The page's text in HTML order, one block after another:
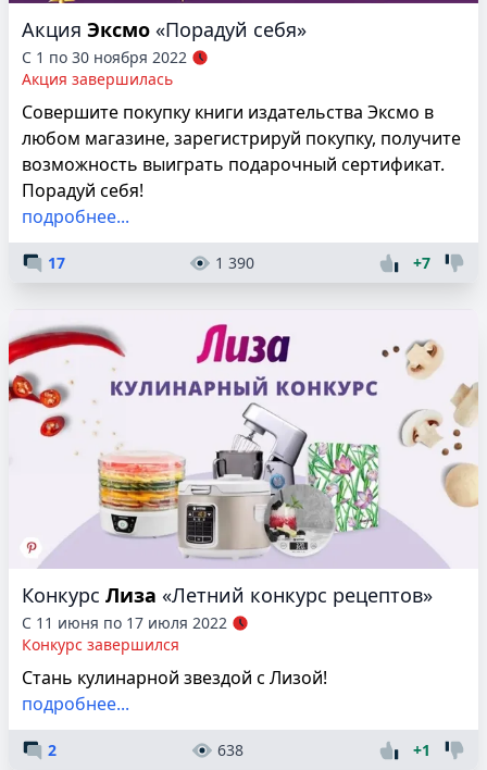
Акция Эксмо «Порадуй себя»
С 1 по 30 ноября 2022
Акция завершилась
Совершите покупку книги издательства Эксмо в
любом магазине, зарегистрируй покупку, получите
возможность выиграть подарочный сертификат.
Порадуй себя!
подробнее...
17 1 390 +7
Конкурс Лиза «Летний конкурс рецептов»
С 11 июня по 17 июля 2022
Конкурс завершился
Стань кулинарной звездой с Лизой!
подробнее...
2 638 +1